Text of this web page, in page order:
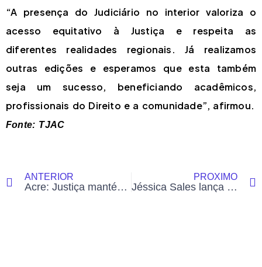
“A presença do Judiciário no interior valoriza o
acesso equitativo à Justiça e respeita as
diferentes realidades regionais. Já realizamos
outras edições e esperamos que esta também
seja um sucesso, beneficiando acadêmicos,
profissionais do Direito e a comunidade”, afirmou.
Fonte: TJAC
ANTERIOR
Acre: Justiça mantém preso acusado de torturar indígena em Tarauacá
PRÓXIMO
Jéssica Sales lança pré-candidatura ao Senado e defende novo ciclo no MDB